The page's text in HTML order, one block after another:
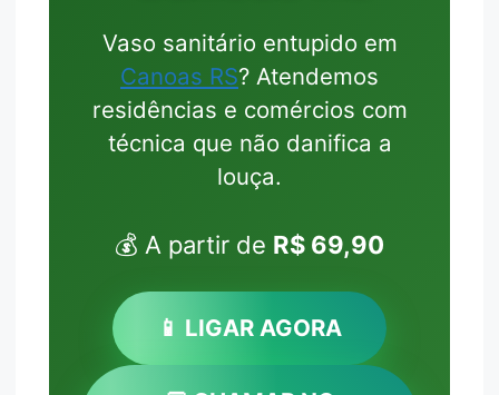
Vaso sanitário entupido em
Canoas RS? Atendemos
residências e comércios com
técnica que não danifica a
louça.
💰 A partir de R$ 69,90
📱 LIGAR AGORA